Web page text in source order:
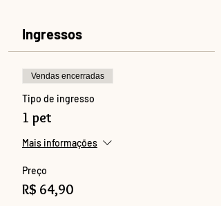
Ingressos
Vendas encerradas
Tipo de ingresso
1 pet
Mais informações
Preço
R$ 64,90